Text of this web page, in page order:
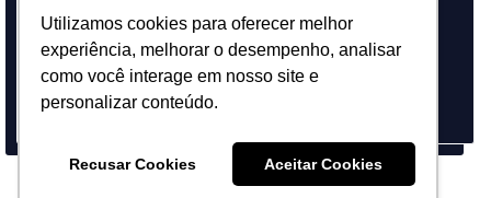
Utilizamos cookies para oferecer melhor
experiência, melhorar o desempenho, analisar
como você interage em nosso site e
personalizar conteúdo.
Recusar Cookies Aceitar Cookies
Comprar Agora